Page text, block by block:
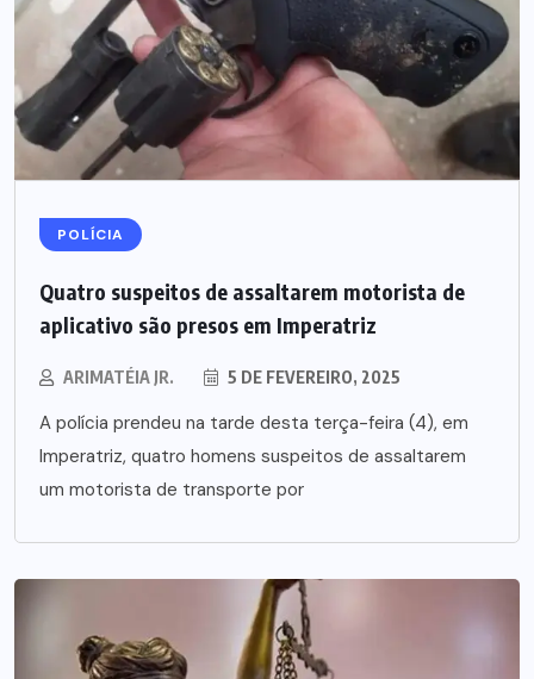
POLÍCIA
Quatro suspeitos de assaltarem motorista de
aplicativo são presos em Imperatriz
ARIMATÉIA JR. 5 DE FEVEREIRO, 2025
A polícia prendeu na tarde desta terça-feira (4), em
Imperatriz, quatro homens suspeitos de assaltarem
um motorista de transporte por